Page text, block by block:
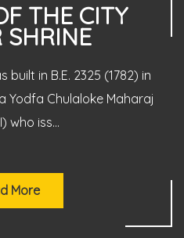
THE CITY
SHRINE
built in B.E. 2325 (1782) in
Yodfa Chulaloke Maharaj
who iss...
More
RESPECT
Buddha Image, relic...